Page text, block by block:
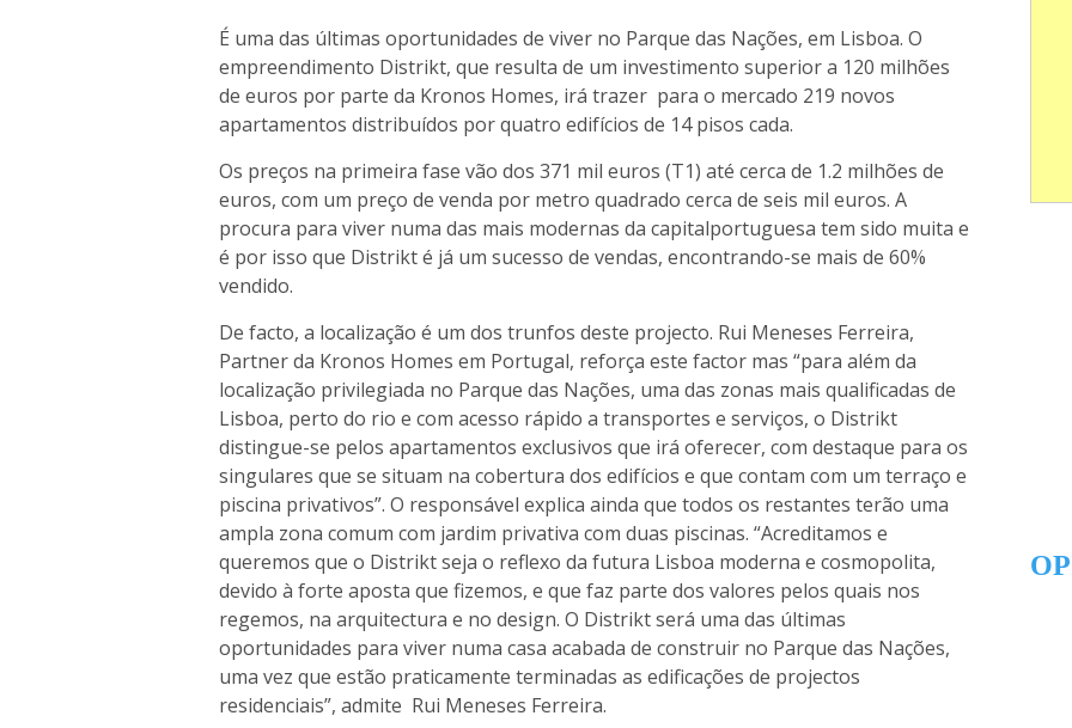
É uma das últimas oportunidades de viver no Parque das Nações, em Lisboa. O
empreendimento Distrikt, que resulta de um investimento superior a 120 milhões
de euros por parte da Kronos Homes, irá trazer para o mercado 219 novos
apartamentos distribuídos por quatro edifícios de 14 pisos cada.
Os preços na primeira fase vão dos 371 mil euros (T1) até cerca de 1.2 milhões de
euros, com um preço de venda por metro quadrado cerca de seis mil euros. A
procura para viver numa das mais modernas da capitalportuguesa tem sido muita e
é por isso que Distrikt é já um sucesso de vendas, encontrando-se mais de 60%
vendido.
De facto, a localização é um dos trunfos deste projecto. Rui Meneses Ferreira,
Partner da Kronos Homes em Portugal, reforça este factor mas “para além da
localização privilegiada no Parque das Nações, uma das zonas mais qualificadas de
Lisboa, perto do rio e com acesso rápido a transportes e serviços, o Distrikt
distingue-se pelos apartamentos exclusivos que irá oferecer, com destaque para os
singulares que se situam na cobertura dos edifícios e que contam com um terraço e
piscina privativos”. O responsável explica ainda que todos os restantes terão uma
ampla zona comum com jardim privativa com duas piscinas. “Acreditamos e
queremos que o Distrikt seja o reflexo da futura Lisboa moderna e cosmopolita,
devido à forte aposta que fizemos, e que faz parte dos valores pelos quais nos
regemos, na arquitectura e no design. O Distrikt será uma das últimas
oportunidades para viver numa casa acabada de construir no Parque das Nações,
uma vez que estão praticamente terminadas as edificações de projectos
residenciais”, admite Rui Meneses Ferreira.